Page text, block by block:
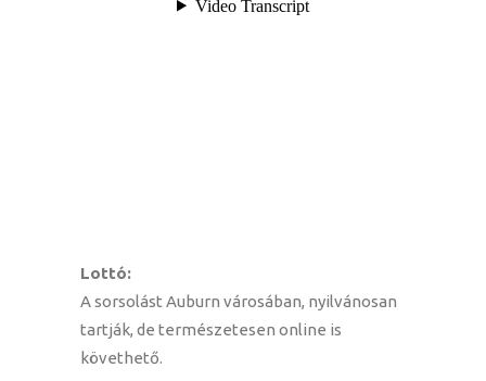
Lottó:
A sorsolást Auburn városában, nyilvánosan
tartják, de természetesen online is
követhető.